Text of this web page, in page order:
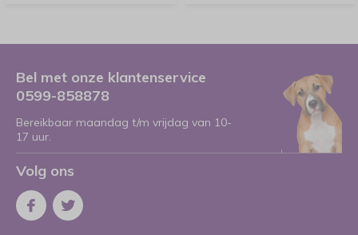
Bel met onze klantenservice
0599-858878
Bereikbaar maandag t/m vrijdag van 10-
17 uur.
Volg ons